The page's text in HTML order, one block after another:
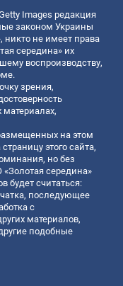
Images редакция
законом Украины
никто не имеет права
середина» их
воспроизводству,
зрения,
на этом
этого сайта,
но без
середина»
будет считаться:
последующее
с
материалов,
подобные